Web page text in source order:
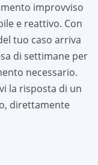
improvviso
e reattivo. Con
tuo caso arriva
di settimane per
necessario.
la risposta di un
direttamente